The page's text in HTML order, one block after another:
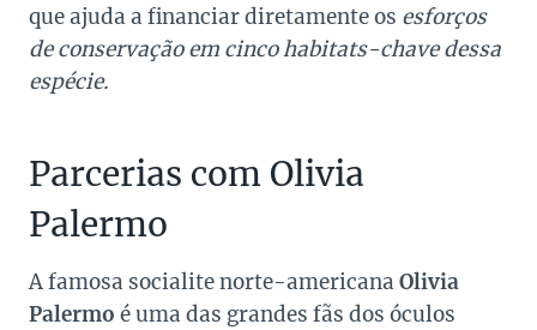
que ajuda a financiar diretamente os esforços
de conservação em cinco habitats-chave dessa
espécie.
Parcerias com Olivia
Palermo
A famosa socialite norte-americana Olivia
Palermo é uma das grandes fãs dos óculos